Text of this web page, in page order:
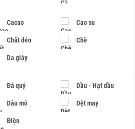
Cacao Cao su
Chất dẻo Chè
Da giày
Đá quý Dầu - Hạt dầu
Dầu mỏ Dệt may
Điện